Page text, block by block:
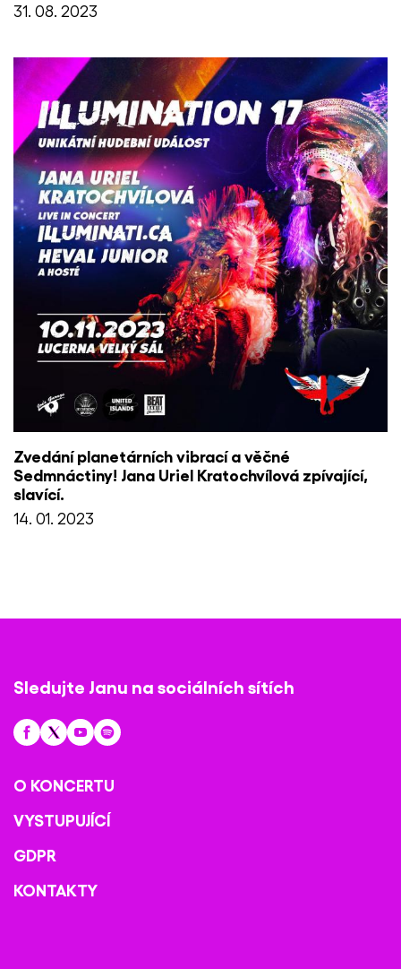
31. 08. 2023
Zvedání planetárních vibrací a věčné
Sedmnáctiny! Jana Uriel Kratochvílová zpívající,
slavící.
14. 01. 2023
Sledujte Janu na sociálních sítích
O KONCERTU
VYSTUPUJÍCÍ
GDPR
KONTAKTY